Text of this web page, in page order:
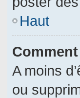
Haut
A moins
ou